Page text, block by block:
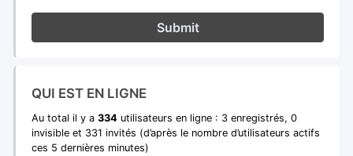
Submit
QUI EST EN LIGNE
Au total il y a 334 utilisateurs en ligne : 3 enregistrés, 0
invisible et 331 invités (d’après le nombre d’utilisateurs actifs
ces 5 dernières minutes)